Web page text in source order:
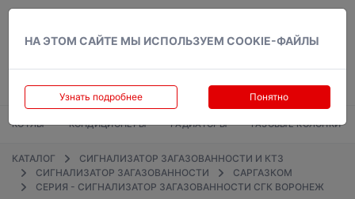
НА ЭТОМ САЙТЕ МЫ ИСПОЛЬЗУЕМ COOKIE-ФАЙЛЫ
Узнать подробнее Понятно
КОТЛЫ КОНДИЦИОНЕРЫ РАДИАТОРЫ ГАЗОВЫЕ КОЛОНКИ
КАТАЛОГ
СИГНАЛИЗАТОР ЗАГАЗОВАННОСТИ И КТЗ
СИГНАЛИЗАТОР ЗАГАЗОВАННОСТИ
САРГАЗКОМ
СЕРИЯ - СИГНАЛИЗАТОР ЗАГАЗОВАННОСТИ СГК ВОРОНЕЖ